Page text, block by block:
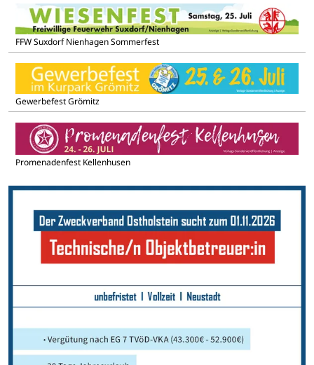
FFW Suxdorf Nienhagen Sommerfest
Gewerbefest Grömitz
Promenadenfest Kellenhusen